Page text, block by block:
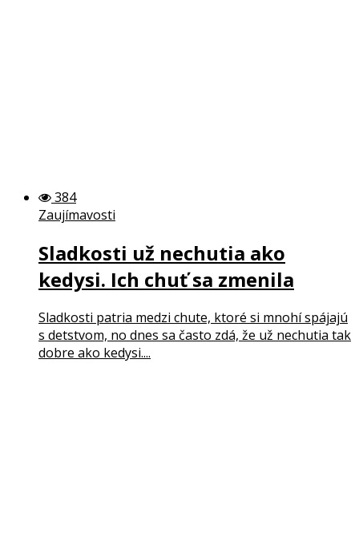
384
Zaujímavosti
Sladkosti už nechutia ako
kedysi. Ich chuť sa zmenila
Sladkosti patria medzi chute, ktoré si mnohí spájajú
s detstvom, no dnes sa často zdá, že už nechutia tak
dobre ako kedysi....